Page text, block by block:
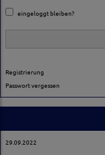
eingeloggt bleiben?
Registrierung
Passwort vergessen
29.09.2022